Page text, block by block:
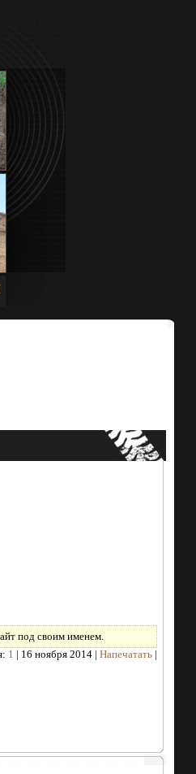
под своим именем.
1 | 16 ноября 2014 | Напечатать |